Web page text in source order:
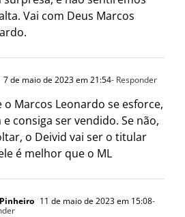
Vai com Deus Marcos
7 de maio de 2023 em 21:54- Responder
o Marcos Leonardo se esforce,
consiga ser vendido. Se não,
o Deivid vai ser o titular
é melhor que o ML
11 de maio de 2023 em 15:08-